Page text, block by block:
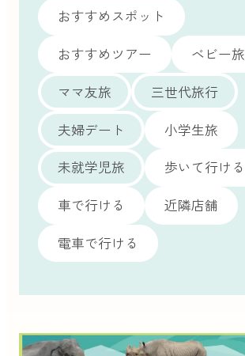
おすすめスポット
おすすめツアー
ベビー旅
ママ友旅
三世代旅行
夫婦デート
小学生旅
未就学児旅
歩いて行ける
車で行ける
近隣店舗
電車で行ける